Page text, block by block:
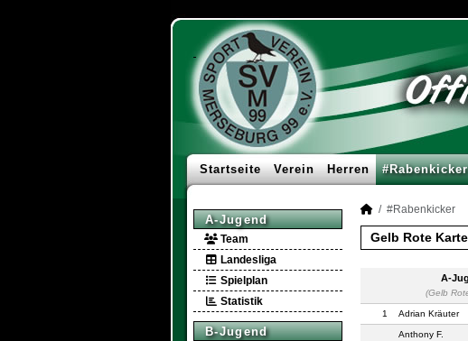
Startseite Verein Herren #Rabenkicker
A-Jugend
Team
Landesliga
Spielplan
Statistik
B-Jugend
#Rabenkicker
Gelb Rote
A-
(Gelb
1 Adrian Kräuter
Anthony F.